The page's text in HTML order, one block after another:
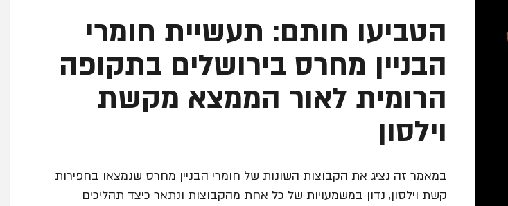
הטביעו חותם: תעשיית חומרי
הבניין מחרס בירושלים בתקופה
הרומית לאור הממצא מקשת
וילסון
במאמר זה נציג את הקבוצות השונות של חומרי הבניין מחרס שנמצאו בחפירות
קשת וילסון, נדון במשמעויות של כל אחת מהקבוצות ונתאר כיצד תהליכים